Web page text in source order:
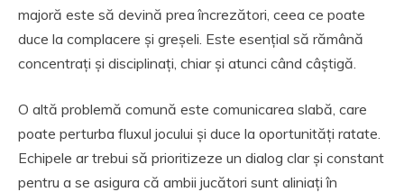
majoră este să devină prea încrezători, ceea ce poate
duce la complacere și greșeli. Este esențial să rămână
concentrați și disciplinați, chiar și atunci când câștigă.
O altă problemă comună este comunicarea slabă, care
poate perturba fluxul jocului și duce la oportunități ratate.
Echipele ar trebui să prioritizeze un dialog clar și constant
pentru a se asigura că ambii jucători sunt aliniați în